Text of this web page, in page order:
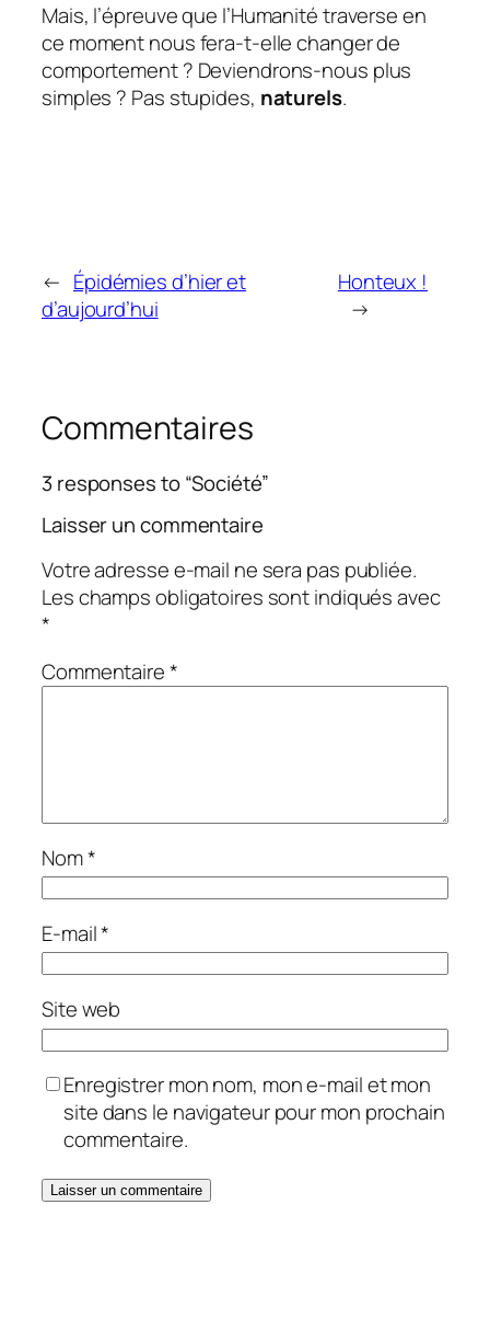
Mais, l’épreuve que l’Humanité traverse en
ce moment nous fera-t-elle changer de
comportement ? Deviendrons-nous plus
simples ? Pas stupides, naturels.
← Épidémies d’hier et
d’aujourd’hui
Honteux !
→
Commentaires
3 responses to “Société”
Laisser un commentaire
Votre adresse e-mail ne sera pas publiée.
Les champs obligatoires sont indiqués avec
*
Commentaire*
Nom*
E-mail*
Site web
Enregistrer mon nom, mon e-mail et mon
site dans le navigateur pour mon prochain
commentaire.